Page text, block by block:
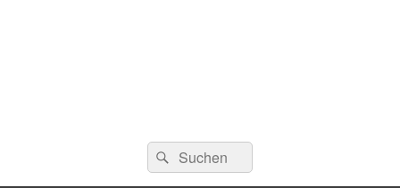
Suchen
nach:
Suchen